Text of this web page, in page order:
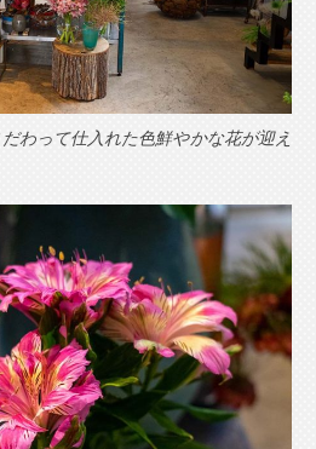
わって仕入れた色鮮やかな花が迎え